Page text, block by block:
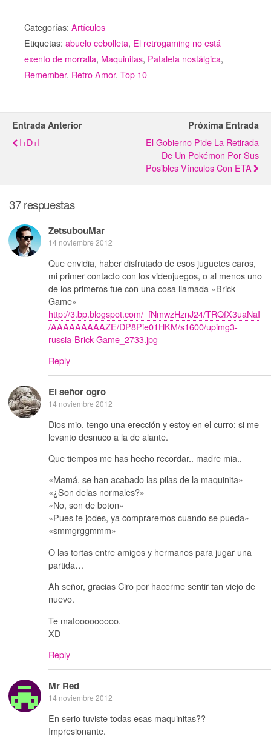
Categorías: Artículos
Etiquetas: abuelo cebolleta, El retrogaming no está
exento de morralla, Maquinitas, Pataleta nostálgica,
Remember, Retro Amor, Top 10
Entrada Anterior
I+D+i
Próxima Entrada
El Gobierno Pide La Retirada
De Un Pokémon Por Sus
Posibles Vínculos Con ETA
37 respuestas
ZetsubouMar
14 noviembre 2012
Que envidia, haber disfrutado de esos juguetes caros,
mi primer contacto con los videojuegos, o al menos uno
de los primeros fue con una cosa llamada «Brick
Game»
http://3.bp.blogspot.com/_fNmwzHznJ24/TRQfX3uaNaI
/AAAAAAAAAZE/DP8Pie01HKM/s1600/upimg3-
russia-Brick-Game_2733.jpg
Reply
El señor ogro
14 noviembre 2012
Dios mio, tengo una erección y estoy en el curro; si me
levanto desnuco a la de alante.
Que tiempos me has hecho recordar.. madre mia..
«Mamá, se han acabado las pilas de la maquinita»
«¿Son delas normales?»
«No, son de boton»
«Pues te jodes, ya compraremos cuando se pueda»
«smmgrggmmm»
O las tortas entre amigos y hermanos para jugar una
partida…
Ah señor, gracias Ciro por hacerme sentir tan viejo de
nuevo.
Te matooooooooo.
XD
Reply
Mr Red
14 noviembre 2012
En serio tuviste todas esas maquinitas??
Impresionante.